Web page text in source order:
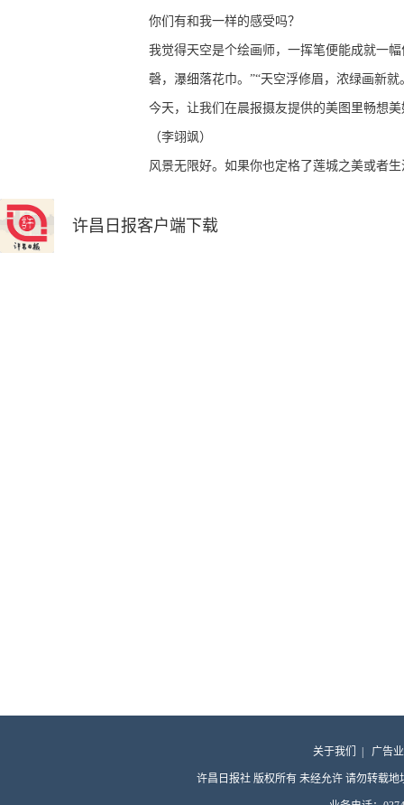
你们有和我一样的感受吗？
我觉得天空是个绘画师，一挥笔便能成就一
磬，瀑细落花巾。”“天空浮修眉，浓绿画新就
今天，让我们在晨报摄友提供的美图里畅想
（李翊飒）
风景无限好。如果你也定格了莲城之美或者
许昌日报客户端下载
关于我们 广告
许昌日报社 版权所有 未经允许 请勿转载地